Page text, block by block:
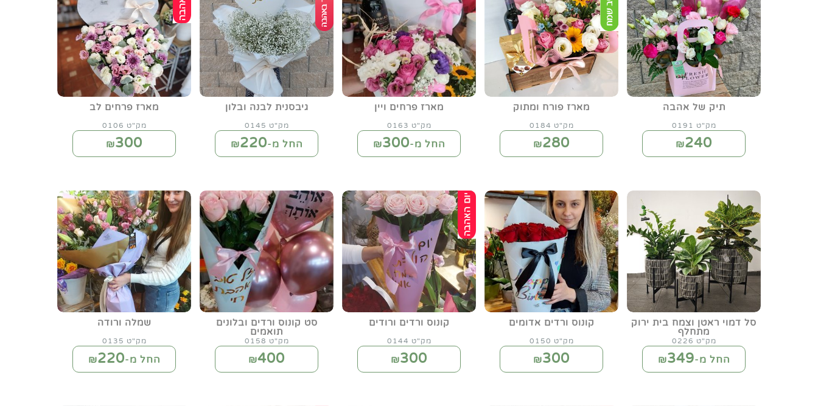
תיק של אהבה
מק"ט 0191
₪240
מארז פורח ומתוק
מק"ט 0184
₪280
מארז פרחים ויין
מק"ט 0163
החל מ-₪300
גיבסנית לבנה ובלון
מק"ט 0145
החל מ-₪220
מארז פרחים לב
מק"ט 0106
₪300
סל דמוי ראטן וצמח בית ירוק
מתחלף
מק"ט 0226
החל מ-₪349
קונוס ורדים אדומים
מק"ט 0150
₪300
קונוס ורדים ורודים
מק"ט 0144
₪300
סט קונוס ורדים ובלונים
תואמים
מק"ט 0158
₪400
שמלה ורודה
מק"ט 0135
החל מ-₪220